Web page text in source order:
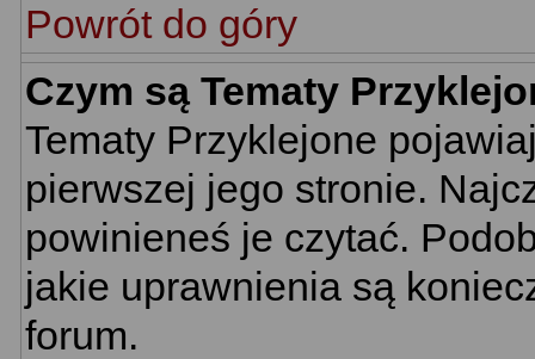
Powrót do góry
Czym są Tematy
Tematy Przyklejone
pierwszej jego stronie.
powinieneś je czytać.
jakie uprawnienia są
forum.